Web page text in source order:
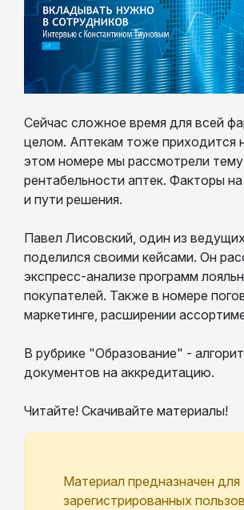
Сейчас сложное время для всей
целом. Аптекам тоже приходится
этом номере мы рассмотрели тему
рентабельности аптек. Факторы
и пути решения.
Павел Лисовский, один из
поделился своими кейсами. Он
экспресс-анализе программ
покупателей. Также в номере
маркетинге, расширении
В рубрике "Образование" -
документов на аккредитацию.
Читайте! Скачивайте материалы!
Материал предназначен для
зарегистрированных